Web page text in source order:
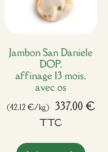
Jambon San Daniele
DOP,
affinage 13 mois,
avec os
(42,12 €/kg) 337,00 €
TTC